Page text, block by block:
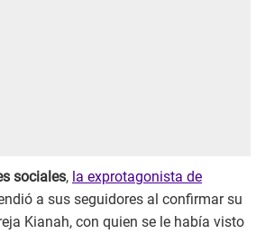
sociales, la exprotagonista de
a sus seguidores al confirmar su
Kianah, con quien se le había visto